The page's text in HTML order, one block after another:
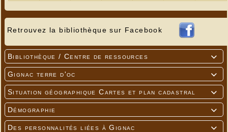
Retrouvez la bibliothèque sur Facebook

Bibliothèque / Centre de ressources

Gignac terre d'oc

Situation géographique Cartes et plan cadastral

Démographie

Des personnalités liées à Gignac